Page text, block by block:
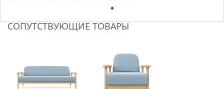
1
СОПУТСТВУЮЩИЕ ТОВАРЫ